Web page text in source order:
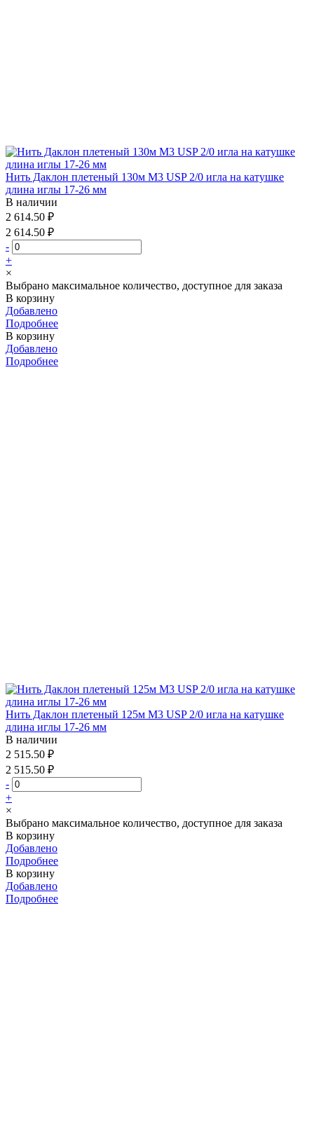
Нить Даклон плетеный 130м М3 USP 2/0 игла на катушке
длина иглы 17-26 мм
В наличии
2 614.50 ₽
2 614.50 ₽
-
+
×
Выбрано максимальное количество, доступное для заказа
В корзину
Добавлено
Подробнее
В корзину
Добавлено
Подробнее
Нить Даклон плетеный 125м М3 USP 2/0 игла на катушке
длина иглы 17-26 мм
В наличии
2 515.50 ₽
2 515.50 ₽
-
+
×
Выбрано максимальное количество, доступное для заказа
В корзину
Добавлено
Подробнее
В корзину
Добавлено
Подробнее